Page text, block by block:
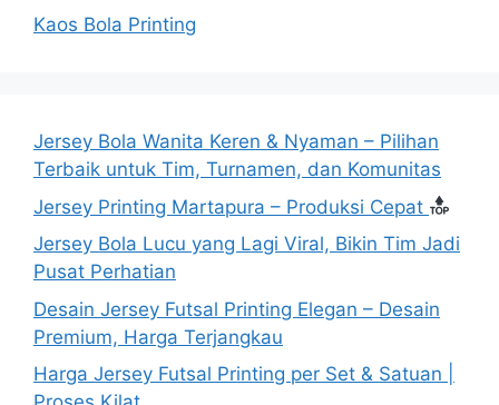
Kaos Bola Printing
Jersey Bola Wanita Keren & Nyaman – Pilihan
Terbaik untuk Tim, Turnamen, dan Komunitas
Jersey Printing Martapura – Produksi Cepat
Jersey Bola Lucu yang Lagi Viral, Bikin Tim Jadi
Pusat Perhatian
Desain Jersey Futsal Printing Elegan – Desain
Premium, Harga Terjangkau
Harga Jersey Futsal Printing per Set & Satuan |